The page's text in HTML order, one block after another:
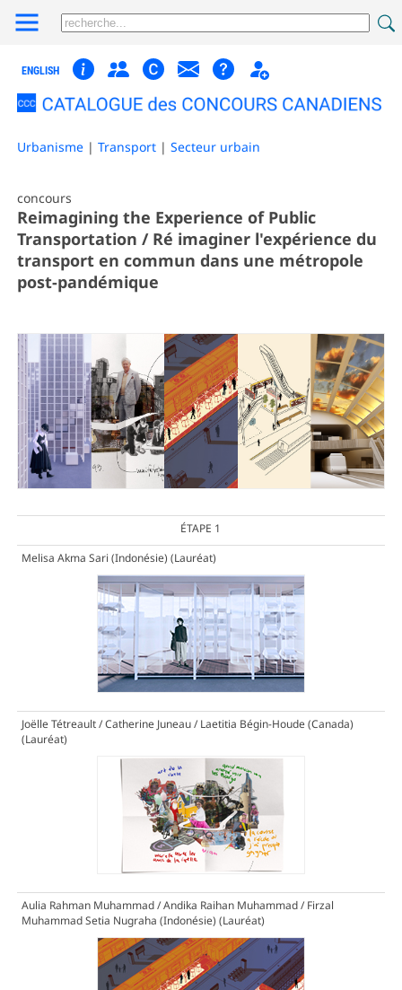
ENGLISH
Urbanisme | Transport | Secteur urbain
concours
Reimagining the Experience of Public
Transportation / Ré imaginer l'expérience du
transport en commun dans une métropole
post-pandémique
ÉTAPE 1
Melisa Akma Sari (Indonésie) (Lauréat)
Joëlle Tétreault / Catherine Juneau / Laetitia Bégin-Houde (Canada)
(Lauréat)
Aulia Rahman Muhammad / Andika Raihan Muhammad / Firzal
Muhammad Setia Nugraha (Indonésie) (Lauréat)